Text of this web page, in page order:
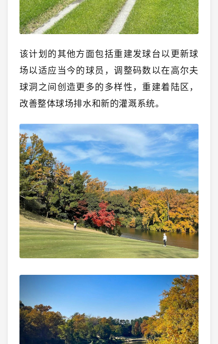
该计划的其他方面包括重建发球台以更新球
场以适应当今的球员，调整码数以在高尔夫
球洞之间创造更多的多样性，重建着陆区，
改善整体球场排水和新的灌溉系统。